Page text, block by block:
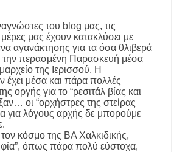
για αγορά
είναι οι
η κυνηγετική
η άδεια θήρας
προθεσμία
του LEADER
του blog μας, τις
μέρες μας έχουν κατακλύσει με
αγανάκτησης για τα όσα θλιβερά
την περασμένη Παρασκευή μέσα
της Ιερισσού. Η
έχει μέσα και πάρα πολλές
οργής για το “ρεσιτάλ βίας και
οι “ορχήστρες της στείρας
για λόγους αρχής δε μπορούμε
κόσμο της ΒΑ Χαλκιδικής,
όπως πάρα πολύ εύστοχα,